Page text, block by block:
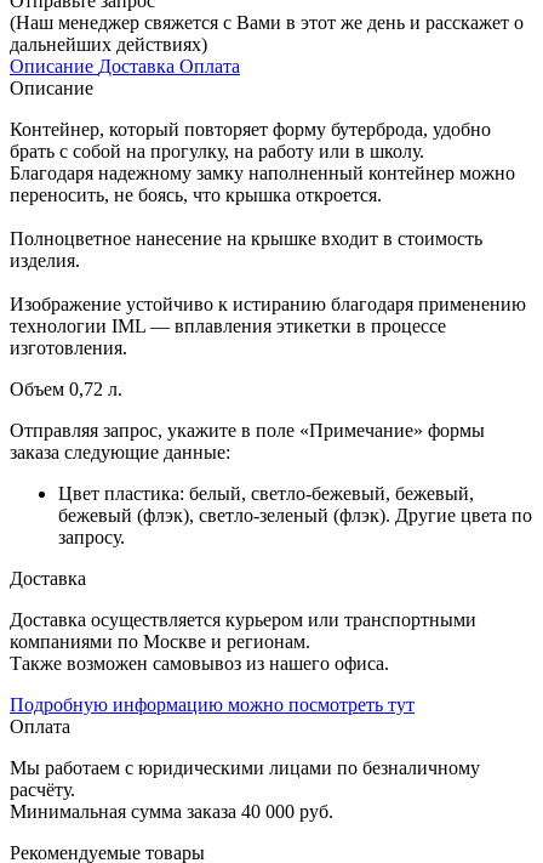
(Наш менеджер свяжется с Вами в этот же день и расскажет о
дальнейших действиях)
Описание Доставка Оплата
Описание
Контейнер, который повторяет форму бутерброда, удобно
брать с собой на прогулку, на работу или в школу.
Благодаря надежному замку наполненный контейнер можно
переносить, не боясь, что крышка откроется.
Полноцветное нанесение на крышке входит в стоимость
изделия.
Изображение устойчиво к истиранию благодаря применению
технологии IML — вплавления этикетки в процессе
изготовления.
Объем 0,72 л.
Отправляя запрос, укажите в поле «Примечание» формы
заказа следующие данные:
Цвет пластика: белый, светло-бежевый, бежевый,
бежевый (флэк), светло-зеленый (флэк). Другие цвета по
запросу.
Доставка
Доставка осуществляется курьером или транспортными
компаниями по Москве и регионам.
Также возможен самовывоз из нашего офиса.
Подробную информацию можно посмотреть тут
Оплата
Мы работаем с юридическими лицами по безналичному
расчёту.
Минимальная сумма заказа 40 000 руб.
Рекомендуемые товары